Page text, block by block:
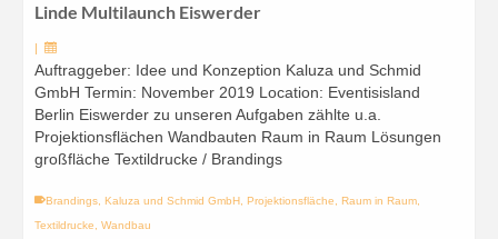
Linde Multilaunch Eiswerder
|
Auftraggeber: Idee und Konzeption Kaluza und Schmid
GmbH Termin: November 2019 Location: Eventisisland
Berlin Eiswerder zu unseren Aufgaben zählte u.a.
Projektionsflächen Wandbauten Raum in Raum Lösungen
großfläche Textildrucke / Brandings
Brandings Kaluza und Schmid GmbH Projektionsfläche Raum in Raum
Textildrucke
Wandbau